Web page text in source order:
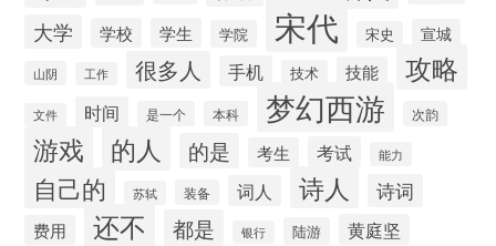
大学 学校 学生 学院 宋代 宋史 宣城
山阴 工作 很多人 手机 技术 技能 攻略
文件 时间 是一个 本科 梦幻西游 次韵
游戏 的人 的是 考生 考试 能力
自己的 苏轼 装备 词人 诗人 诗词
费用 还不 都是 银行 陆游 黄庭坚